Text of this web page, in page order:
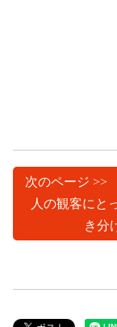
次のページ >>
人の観客にと
き分